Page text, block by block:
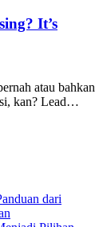
It’s
atau bahkan
kan? Lead…
dari